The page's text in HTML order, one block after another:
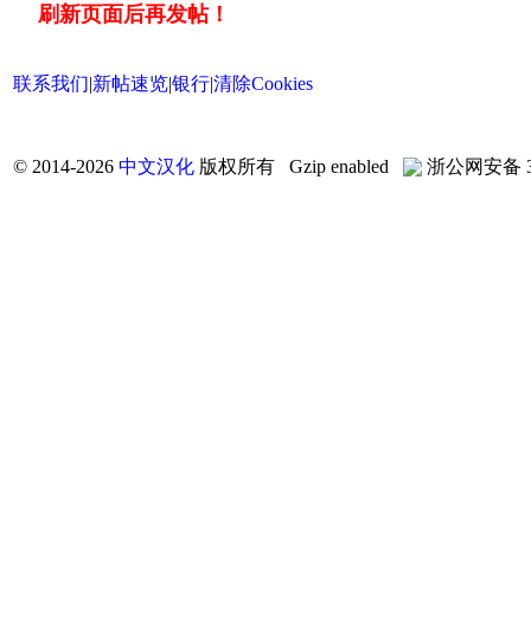
刷新页面后再发帖！
联系我们|新帖速览|银行|清除Cookies
© 2014-2026 中文汉化 版权所有 Gzip enabled 浙公网安备